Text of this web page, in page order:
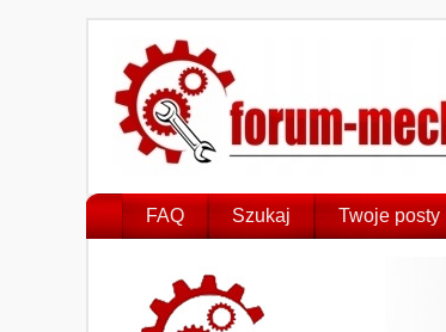
FAQ Szukaj Twoje posty